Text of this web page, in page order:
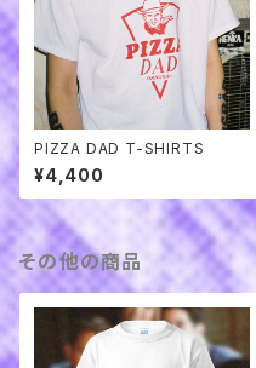
PIZZA DAD T-SHIRTS
¥4,400
その他の商品